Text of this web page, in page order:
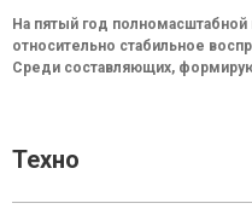
На пятый год
относительно стабильное
Среди составляющих,
Техно